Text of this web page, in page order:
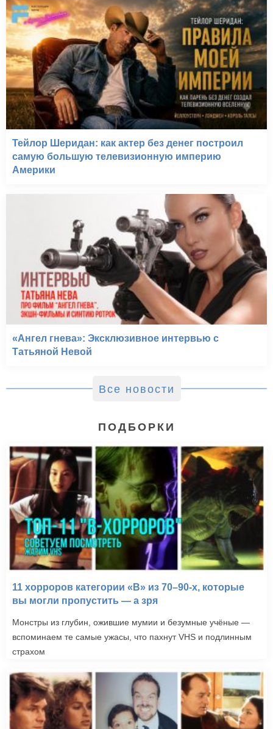
Тейлор Шеридан: как актер без денег построил
самую большую телевизионную империю
Америки
«Ангел гнева»: Эксклюзивное интервью с
Татьяной Невой
Все новости
ПОДБОРКИ
11 хорроров категории «B» из 70–90-х, которые
вы могли пропустить — а зря
Монстры из глубин, ожившие мумии и безумные учёные —
вспоминаем те самые ужасы, что пахнут VHS и подлинным
страхом